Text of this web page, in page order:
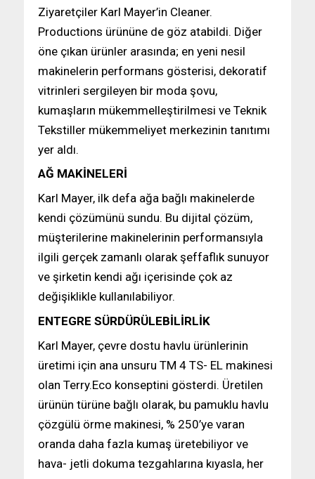
Ziyaretçiler Karl Mayer’in Cleaner.
Productions ürününe de göz atabildi. Diğer
öne çıkan ürünler arasında; en yeni nesil
makinelerin performans gösterisi, dekoratif
vitrinleri sergileyen bir moda şovu,
kumaşların mükemmelleştirilmesi ve Teknik
Tekstiller mükemmeliyet merkezinin tanıtımı
yer aldı.
AĞ MAKİNELERİ
Karl Mayer, ilk defa ağa bağlı makinelerde
kendi çözümünü sundu. Bu dijital çözüm,
müşterilerine makinelerinin performansıyla
ilgili gerçek zamanlı olarak şeffaflık sunuyor
ve şirketin kendi ağı içerisinde çok az
değişiklikle kullanılabiliyor.
ENTEGRE SÜRDÜRÜLEBİLİRLİK
Karl Mayer, çevre dostu havlu ürünlerinin
üretimi için ana unsuru TM 4 TS- EL makinesi
olan Terry.Eco konseptini gösterdi. Üretilen
ürünün türüne bağlı olarak, bu pamuklu havlu
çözgülü örme makinesi, % 250’ye varan
oranda daha fazla kumaş üretebiliyor ve
hava- jetli dokuma tezgahlarına kıyasla, her